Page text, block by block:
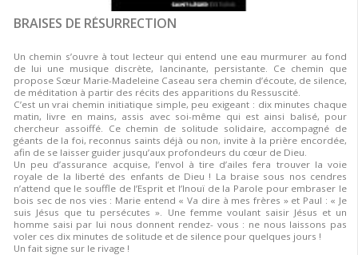
BRAISES DE RÉSURRECTION
Un chemin s’ouvre à tout lecteur qui entend une eau murmurer au fond
de lui une musique discrète, lancinante, persistante. Ce chemin que
propose Sœur Marie-Madeleine Caseau sera chemin d’écoute, de silence,
de méditation à partir des récits des apparitions du Ressuscité.
C’est un vrai chemin initiatique simple, peu exigeant : dix minutes chaque
matin, livre en mains, assis avec soi-même qui est ainsi balisé, pour
chercheur assoiffé. Ce chemin de solitude solidaire, accompagné de
géants de la foi, reconnus saints déjà ou non, invite à la prière encordée,
afin de se laisser guider jusqu’aux profondeurs du cœur de Dieu.
Un peu d’assurance acquise, l’envol à tire d’ailes fera trouver la voie
royale de la liberté des enfants de Dieu ! La braise sous nos cendres
n’attend que le souffle de l’Esprit et l’Inouï de la Parole pour embraser le
bois sec de nos vies : Marie entend « Va dire à mes frères » et Paul : « Je
suis Jésus que tu persécutes ». Une femme voulant saisir Jésus et un
homme saisi par lui nous donnent rendez- vous : ne nous laissons pas
voler ces dix minutes de solitude et de silence pour quelques jours !
Un fait signe sur le rivage !